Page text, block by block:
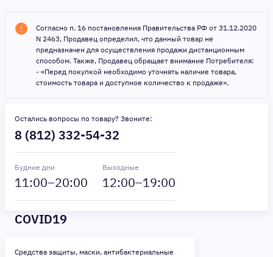
Согласно п. 16 постановления Правительства РФ от 31.12.2020
N 2463, Продавец определил, что данный товар не
предназначен для осуществления продажи дистанционным
способом. Также, Продавец обращает внимание Потребителя:
- «Перед покупкой необходимо уточнять наличие товара,
стоимость товара и доступное количество к продаже».
Остались вопросы по товару? Звоните:
8 (812) 332-54-32
Будние дни
11:00–20:00
Выходные
12:00–19:00
COVID19
Средства защиты, маски, антибактериальные